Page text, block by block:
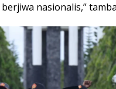
nasionalis,”